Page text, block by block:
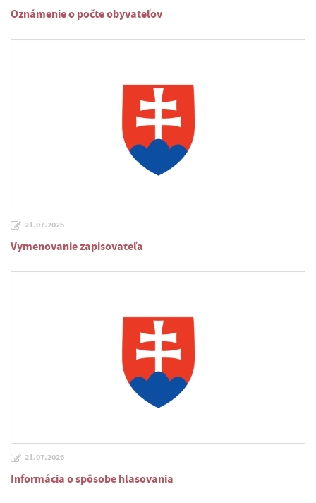
Oznámenie o počte obyvateľov
21.07.2026
Vymenovanie zapisovateľa
21.07.2026
Informácia o spôsobe hlasovania